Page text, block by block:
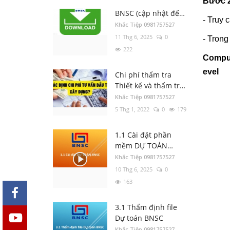
BNSC (cập nhật đến
ngày 01/3/2022)
Khắc Tiệp 0981757527
11 Thg 6, 2025
0
222
Chi phí thẩm tra
Thiết kế và thẩm tra
Dự toán khi nào thì
được điều chỉnh
Khắc Tiệp 0981757527
5 Thg 1, 2022
0 179
1.1 Cài đặt phần
mềm DỰ TOÁN
BNSC
Khắc Tiệp 0981757527
10 Thg 6, 2025
0
163
3.1 Thẩm định file
Dự toán BNSC
- Truy
-
evel